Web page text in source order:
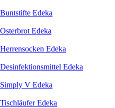
Buntstifte Edeka
Osterbrot Edeka
Herrensocken Edeka
Desinfektionsmittel Edeka
Simply V Edeka
Tischläufer Edeka